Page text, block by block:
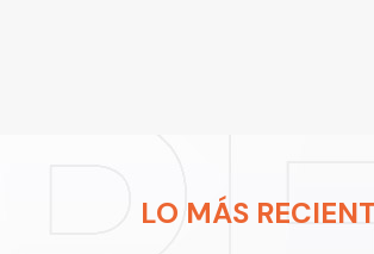
LO MÁS